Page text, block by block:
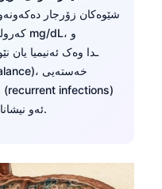
ئەو نیشانانەن کە زۆرترین گرنگی بۆ دەدەم.